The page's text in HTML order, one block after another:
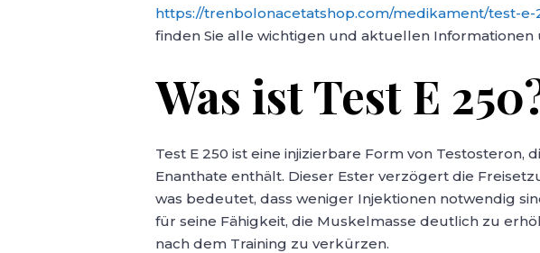
https://trenbolonacetatshop.com/medikament/test-
finden Sie alle wichtigen und aktuellen Informationen
Was ist Test E
Test E 250 ist eine injizierbare Form von Testosteron,
Enanthate enthält. Dieser Ester verzögert die
was bedeutet, dass weniger Injektionen notwendig
für seine Fähigkeit, die Muskelmasse deutlich zu
nach dem Training zu verkürzen.